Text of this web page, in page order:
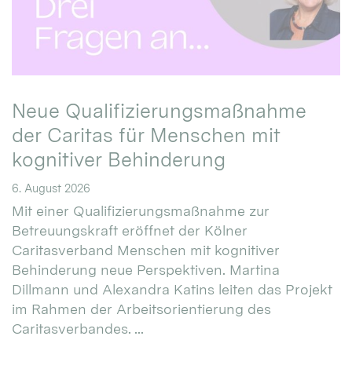
Neue Qualifizierungsmaßnahme
der Caritas für Menschen mit
kognitiver Behinderung
6. August 2026
Mit einer Qualifizierungsmaßnahme zur
Betreuungskraft eröffnet der Kölner
Caritasverband Menschen mit kognitiver
Behinderung neue Perspektiven. Martina
Dillmann und Alexandra Katins leiten das Projekt
im Rahmen der Arbeitsorientierung des
Caritasverbandes. ...